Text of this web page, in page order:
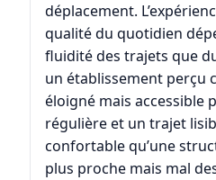
déplacement.
qualité du quotidien
fluidité des trajets que
un établissement perçu
éloigné mais accessible
régulière et un trajet
confortable qu’une
plus proche mais mal